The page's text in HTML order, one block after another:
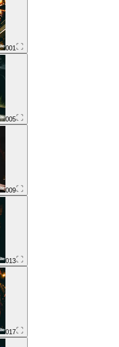
001
005
009
013
017